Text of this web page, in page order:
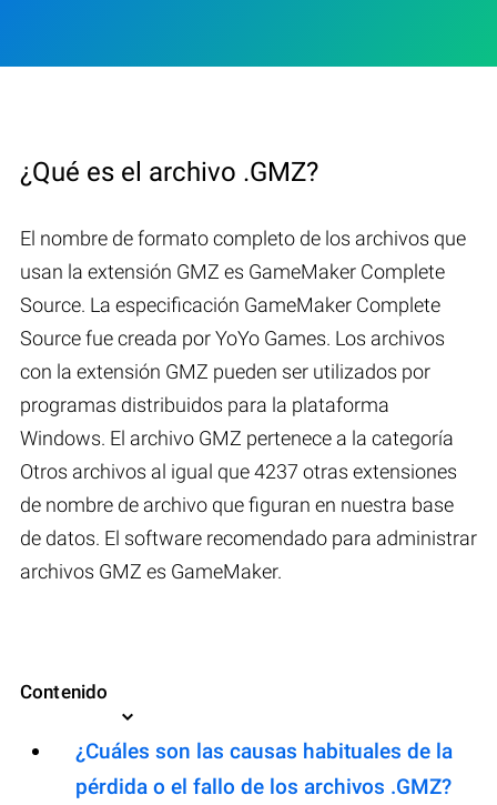
¿Qué es el archivo .GMZ?
El nombre de formato completo de los archivos que
usan la extensión GMZ es GameMaker Complete
Source. La especificación GameMaker Complete
Source fue creada por YoYo Games. Los archivos
con la extensión GMZ pueden ser utilizados por
programas distribuidos para la plataforma
Windows. El archivo GMZ pertenece a la categoría
Otros archivos al igual que 4237 otras extensiones
de nombre de archivo que figuran en nuestra base
de datos. El software recomendado para administrar
archivos GMZ es GameMaker.
Contenido
¿Cuáles son las causas habituales de la
pérdida o el fallo de los archivos .GMZ?